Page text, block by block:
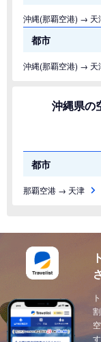
沖縄(那覇空港) → 天
都市
沖縄(那覇空港) → 天
沖縄県の
都市
那覇空港 → 天津